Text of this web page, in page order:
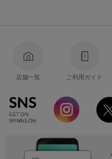
店舗一覧 ご利用ガイド